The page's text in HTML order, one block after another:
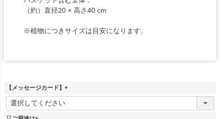
（約）直径20 × 高さ40 cm
※植物につきサイズは目安になります。
【メッセージカード】
(